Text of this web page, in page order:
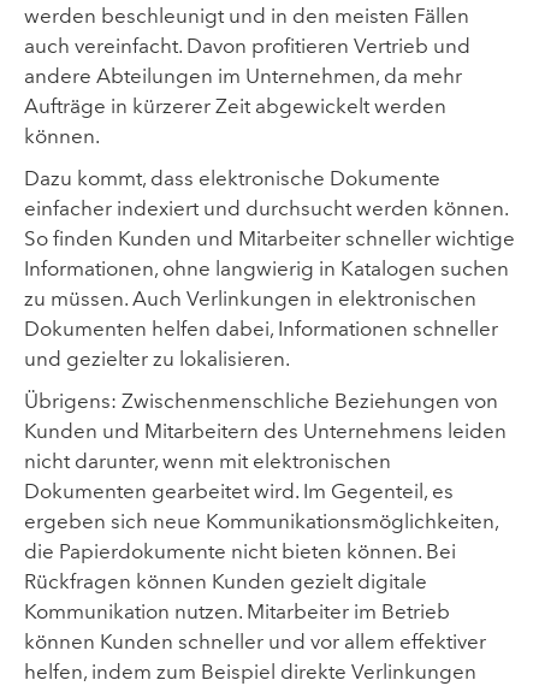
werden beschleunigt und in den meisten Fällen
auch vereinfacht. Davon profitieren Vertrieb und
andere Abteilungen im Unternehmen, da mehr
Aufträge in kürzerer Zeit abgewickelt werden
können.
Dazu kommt, dass elektronische Dokumente
einfacher indexiert und durchsucht werden können.
So finden Kunden und Mitarbeiter schneller wichtige
Informationen, ohne langwierig in Katalogen suchen
zu müssen. Auch Verlinkungen in elektronischen
Dokumenten helfen dabei, Informationen schneller
und gezielter zu lokalisieren.
Übrigens: Zwischenmenschliche Beziehungen von
Kunden und Mitarbeitern des Unternehmens leiden
nicht darunter, wenn mit elektronischen
Dokumenten gearbeitet wird. Im Gegenteil, es
ergeben sich neue Kommunikationsmöglichkeiten,
die Papierdokumente nicht bieten können. Bei
Rückfragen können Kunden gezielt digitale
Kommunikation nutzen. Mitarbeiter im Betrieb
können Kunden schneller und vor allem effektiver
helfen, indem zum Beispiel direkte Verlinkungen